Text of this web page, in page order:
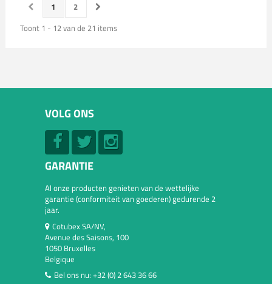
1
2
Toont 1 - 12 van de 21 items
VOLG ONS
GARANTIE
Al onze producten genieten van de wettelijke
garantie (conformiteit van goederen) gedurende 2
jaar.
Cotubex SA/NV,
Avenue des Saisons, 100
1050 Bruxelles
Belgique
Bel ons nu: +32 (0) 2 643 36 66